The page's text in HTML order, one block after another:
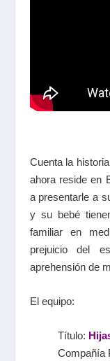
Cuenta la
ahora reside en
a presentarle a
y su bebé
familiar en
prejuicio del
aprehensión de
El equipo:
Título:
Compañía